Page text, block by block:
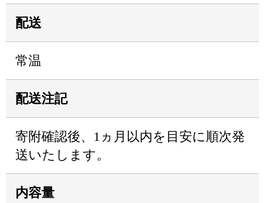
配送
常温
配送注記
寄附確認後、1ヵ月以内を目安に順次発
送いたします。
内容量